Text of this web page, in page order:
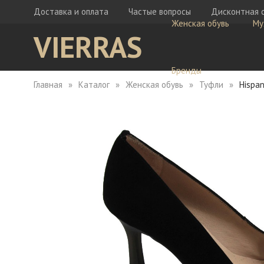
Доставка и оплата Частые вопросы Дисконтная
VIERRAS
Женская обувь
Ботфорты
Сапоги
Сандалии
Тапочки
Бренды
Главная Каталог Женская обувь Туфли